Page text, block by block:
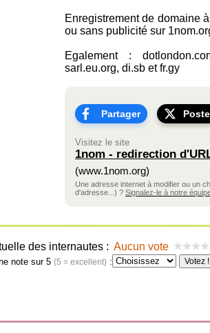
Enregistrement de domaine
ou sans publicité sur
Egalement :
sarl.eu.org, di.sb et fr.gy
Partager
Visitez le site
1nom - redirection
(www.1nom.org)
Une adresse internet à modifier ou un
d'adresse...) ? Signalez-le à notre
des internautes : Aucun vote
note sur 5 (5 = excellent) :